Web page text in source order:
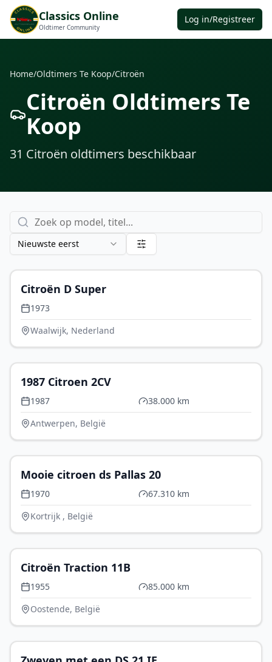
Classics Online
Oldtimer Community
Log in/Registreer
Home/Oldtimers Te Koop/Citroën
Citroën Oldtimers Te
Koop
31 Citroën oldtimers beschikbaar
Nieuwste eerst
Citroën D Super
1973
Waalwijk, Nederland
1987 Citroen 2CV
1987
38.000 km
Antwerpen, België
Mooie citroen ds Pallas 20
1970
67.310 km
Kortrijk , België
Citroën Traction 11B
1955
85.000 km
Oostende, België